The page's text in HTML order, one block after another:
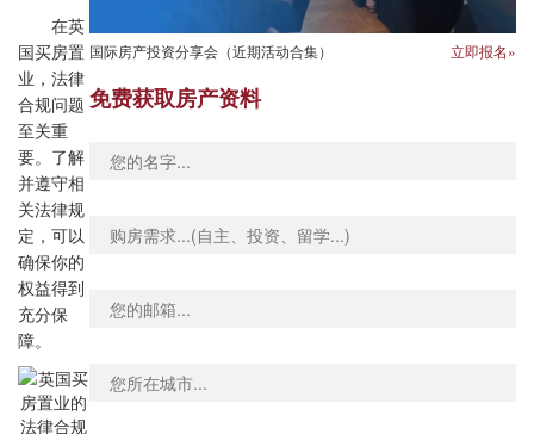
在英
国买房置
业，法律
合规问题
至关重
要。了解
并遵守相
关法律规
定，可以
确保你的
权益得到
充分保
障。
国际房产投资分享会（近期活动合集） 立即报名»
免费获取房产资料